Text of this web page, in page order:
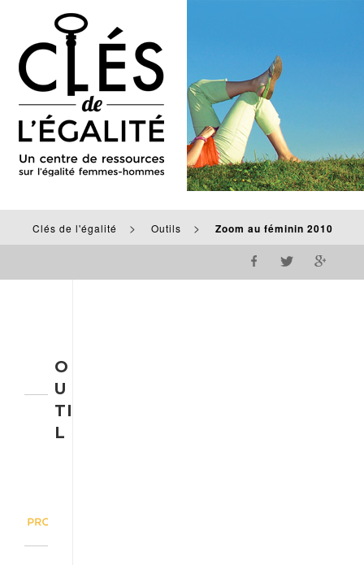
Clés de l'égalité > Outils > Zoom au féminin 2010
O
U
TI
L